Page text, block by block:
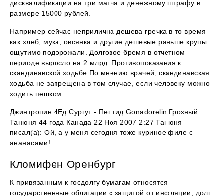
дисквалификации на три матча и денежному штрафу в
размере 15000 рублей.
Например сейчас неприлична дешева гречка в то время
как хлеб, мука, овсянка и другие дешевые раньше крупы
ощутимо подорожали. Долговое бремя в отчетном
периоде выросло на 2 млрд. Противопоказания к
скандинавской ходьбе По мнению врачей, скандинавская
ходьба не запрещена в том случае, если человеку можно
ходить пешком.
Джинтропин 4Ед Сургут - Пептид Gonadorelin Грозный.
Танюня 44 года Канада 22 Ноя 2007 2:27 Танюня
писал(а): Ой, а у меня сегодня тоже куриное филе с
ананасами!
Кломифен Оренбург
К привязанным к госдолгу бумагам относятся
государственные облигации с защитой от инфляции, долг